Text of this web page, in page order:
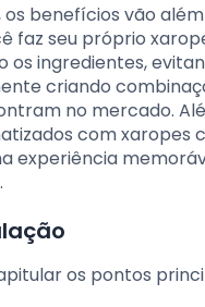
benefícios vão
faz seu próprio
os ingredientes,
criando
no mercado.
com xaropes
experiência
os pontos